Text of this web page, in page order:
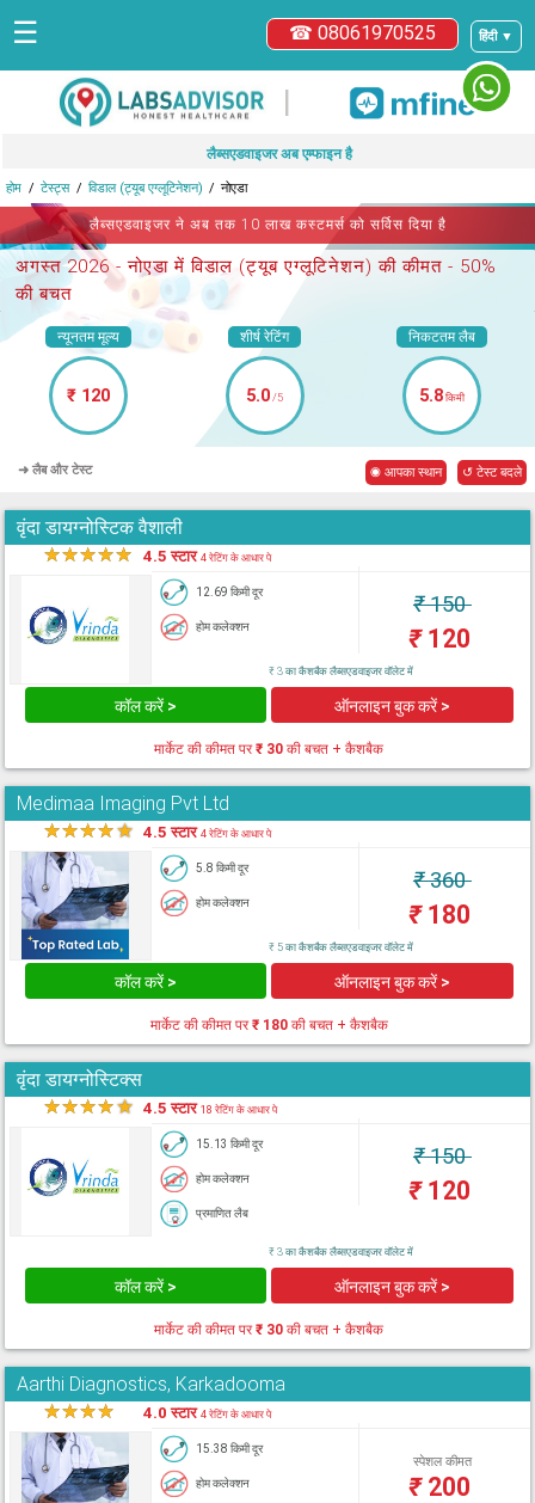
हिंदी ▼
☎ 08061970525
☰
|
लैब्सएडवाइजर अब एम्फाइन है
होम टेस्ट्स विडाल (ट्यूब एग्लूटिनेशन) नोएडा
लैब्सएडवाइजर ने अब तक 10 लाख कस्टमर्स को सर्विस दिया है
अगस्त 2026 -नोएडा में विडाल (ट्यूब एग्लूटिनेशन) की कीमत - 50%
की बचत
न्यूनतम मूल्य
₹ 120
शीर्ष रेटिंग
5.0/5
निकटतम लैब
5.8किमी
➜ लैब और टेस्ट ◉ आपका स्थान ↺ टेस्ट बदले
वृंदा डायग्नोस्टिक वैशाली
★★★★★ 4.5 स्टार4 रेटिंग के आधार पे
12.69 किमी दूर
होम कलेक्शन
₹150
₹120
₹ 3 का कैशबैक लैब्सएडवाइजर वॉलेट में
कॉल करें > ऑनलाइन बुक करें >
मार्केट की कीमत पर₹ 30 की बचत + कैशबैक
Medimaa Imaging Pvt Ltd
★★★★★ 4.5 स्टार4 रेटिंग के आधार पे
5.8 किमी दूर
होम कलेक्शन
₹360
₹180
₹ 5 का कैशबैक लैब्सएडवाइजर वॉलेट में
कॉल करें > ऑनलाइन बुक करें >
मार्केट की कीमत पर₹ 180की बचत + कैशबैक
वृंदा डायग्नोस्टिक्स
★★★★★ 4.5 स्टार18 रेटिंग के आधार पे
15.13 किमी दूर
होम कलेक्शन
प्रमाणित लैब
₹150
₹120
₹ 3 का कैशबैक लैब्सएडवाइजर वॉलेट में
कॉल करें > ऑनलाइन बुक करें >
मार्केट की कीमत पर₹ 30 की बचत + कैशबैक
Aarthi Diagnostics, Karkadooma
★★★★ 4.0 स्टार4 रेटिंग के आधार पे
15.38 किमी दूर
होम कलेक्शन
स्पेशल कीमत
₹200